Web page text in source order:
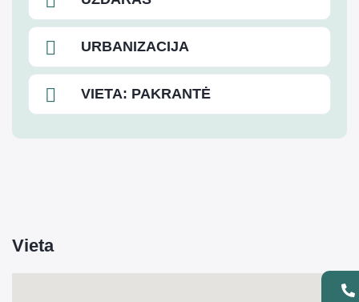
URBANIZACIJA
VIETA: PAKRANTĖ
Vieta